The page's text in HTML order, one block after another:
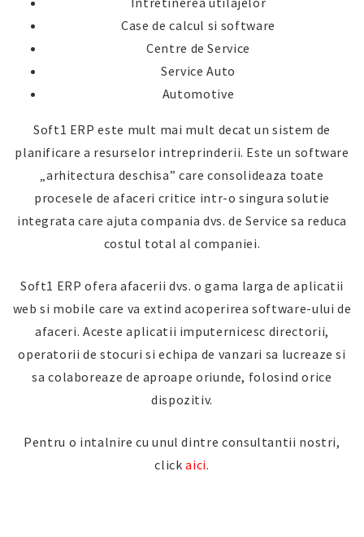
Case de calcul si software
Centre de Service
Service Auto
Automotive
Soft1 ERP este mult mai mult decat un sistem de
planificare a resurselor intreprinderii. Este un software
„arhitectura deschisa” care consolideaza toate
procesele de afaceri critice intr-o singura solutie
integrata care ajuta compania dvs. de Service sa reduca
costul total al companiei.
Soft1 ERP ofera afacerii dvs. o gama larga de aplicatii
web si mobile care va extind acoperirea software-ului de
afaceri. Aceste aplicatii imputernicesc directorii,
operatorii de stocuri si echipa de vanzari sa lucreaze si
sa colaboreaze de aproape oriunde, folosind orice
dispozitiv.
Pentru o intalnire cu unul dintre consultantii nostri,
clickaici.